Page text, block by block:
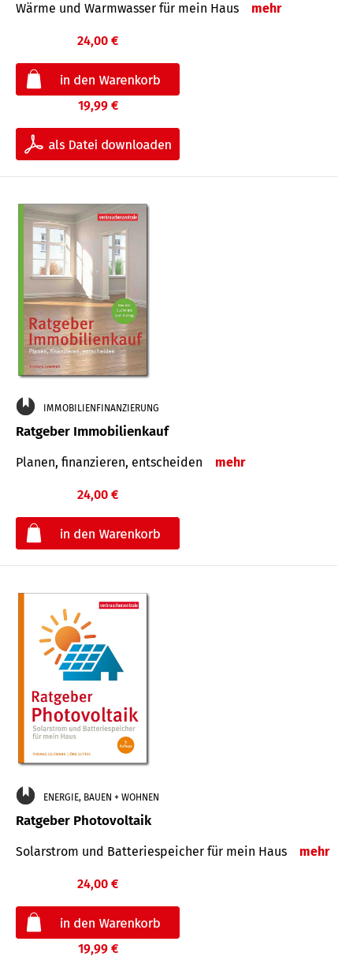
Wärme und Warmwasser für mein Haus mehr
24,00 €
19,99 €
IMMOBILIENFINANZIERUNG
Ratgeber Immobilienkauf
Planen, finanzieren, entscheiden mehr
24,00 €
ENERGIE, BAUEN + WOHNEN
Ratgeber Photovoltaik
Solarstrom und Batteriespeicher für mein Haus mehr
24,00 €
19,99 €